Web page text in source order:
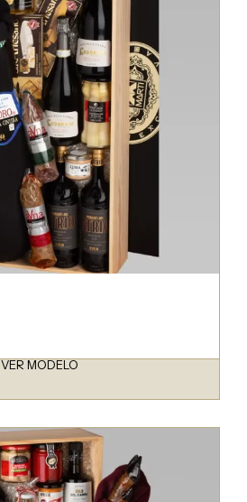
VER MODELO